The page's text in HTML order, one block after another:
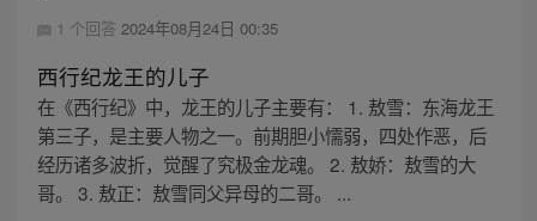
1 个回答 2024年08月24日 00:35
西行纪龙王的儿子
在《西行纪》中，龙王的儿子主要有： 1. 敖雪：东海龙王
第三子，是主要人物之一。前期胆小懦弱，四处作恶，后
经历诸多波折，觉醒了究极金龙魂。 2. 敖娇：敖雪的大
哥。 3. 敖正：敖雪同父异母的二哥。 ...